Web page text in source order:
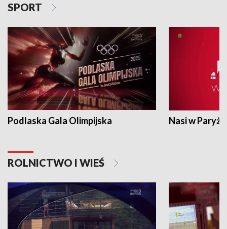
SPORT
Podlaska Gala Olimpijska Nasi w Paryżu
ROLNICTWO I WIEŚ